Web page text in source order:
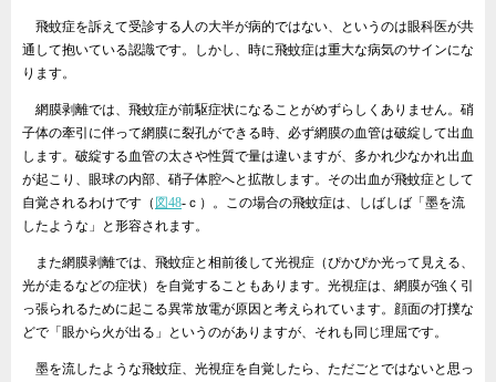
飛蚊症を訴えて受診する人の大半が病的ではない、というのは眼科医が共
通して抱いている認識です。しかし、時に飛蚊症は重大な病気のサインにな
ります。
網膜剥離では、飛蚊症が前駆症状になることがめずらしくありません。硝
子体の牽引に伴って網膜に裂孔ができる時、必ず網膜の血管は破綻して出血
します。破綻する血管の太さや性質で量は違いますが、多かれ少なかれ出血
が起こり、眼球の内部、硝子体腔へと拡散します。その出血が飛蚊症として
自覚されるわけです（ 図48‐ｃ）。この場合の飛蚊症は、しばしば「墨を流
したような」と形容されます。
また網膜剥離では、飛蚊症と相前後して光視症（ぴかぴか光って見える、
光が走るなどの症状）を自覚することもあります。光視症は、網膜が強く引
っ張られるために起こる異常放電が原因と考えられています。顔面の打撲な
どで「眼から火が出る」というのがありますが、それも同じ理屈です。
墨を流したような飛蚊症、光視症を自覚したら、ただごとではないと思っ